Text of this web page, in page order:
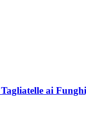
Tagliatelle ai